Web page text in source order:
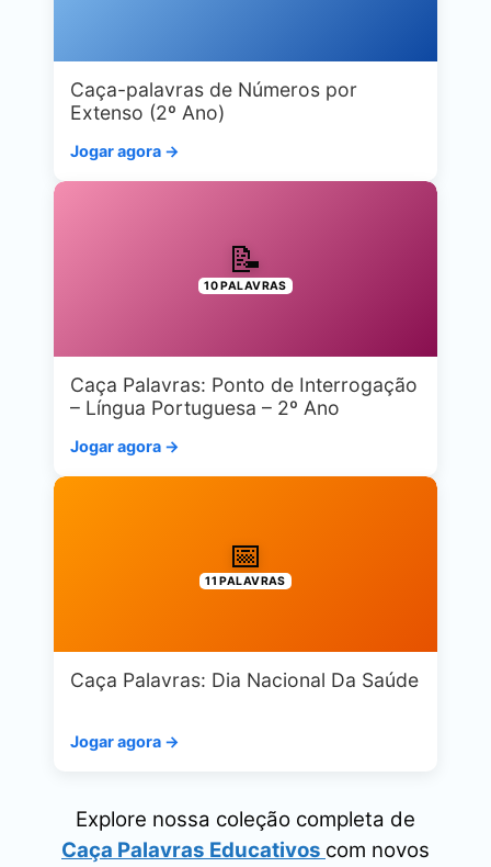
Caça-palavras de Números por
Extenso (2º Ano)
Jogar agora →
📝
10 PALAVRAS
Caça Palavras: Ponto de Interrogação
– Língua Portuguesa – 2º Ano
Jogar agora →
📅
11 PALAVRAS
Caça Palavras: Dia Nacional Da Saúde
Jogar agora →
Explore nossa coleção completa de
Caça Palavras Educativos com novos